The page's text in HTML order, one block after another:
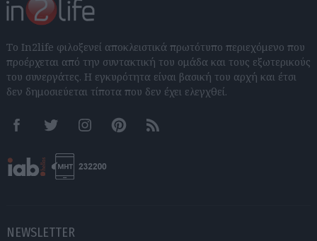
Το In2life φιλοξενεί αποκλειστικά πρωτότυπο περιεχόμενο που
προέρχεται από την συντακτική του ομάδα και τους εξωτερικούς
του συνεργάτες. Η εγκυρότητα είναι βασική του αρχή και έτσι
δεν δημοσιεύεται τίποτα που δεν έχει ελεγχθεί.
FacebookTwitter InstagramPinterestRSS feeds
NEWSLETTER